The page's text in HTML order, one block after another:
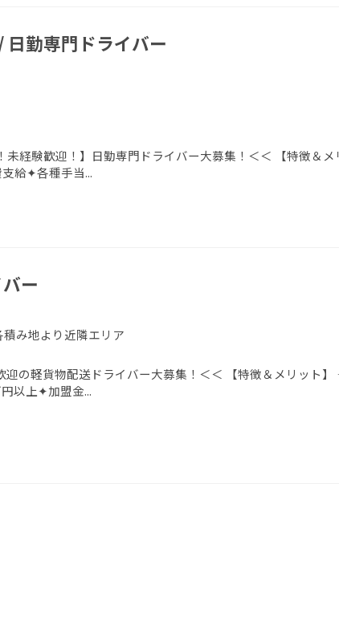
勤専門ドライバー
未経験歓迎！】日勤専門ドライバー大募集！＜＜ 【特徴＆
給✦各種手当...
ー
み地より近隣エリア
迎の軽貨物配送ドライバー大募集！＜＜ 【特徴＆メリット
以上✦加盟金...